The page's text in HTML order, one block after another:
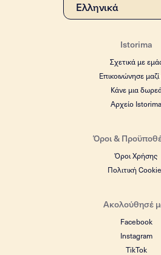
Istorima
Σχετικά με
Επικοινώνησε
Κάνε μια δωρεά
Αρχείο Istorima
Όροι &
Όροι Χρήσης
Πολιτική
Ακολούθησέ
Facebook
Instagram
TikTok